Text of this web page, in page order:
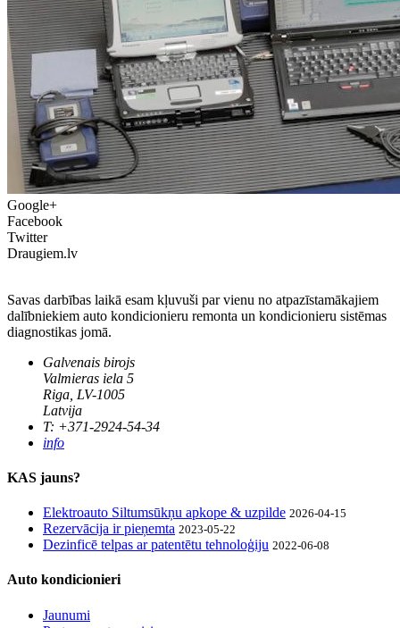
Google+
Facebook
Twitter
Draugiem.lv
Savas darbības laikā esam kļuvuši par vienu no atpazīstamākajiem
dalībniekiem auto kondicionieru remonta un kondicionieru sistēmas
diagnostikas jomā.
Galvenais birojs
Valmieras iela 5
Riga, LV-1005
Latvija
T: +371-2924-54-34
info
KAS jauns?
Elektroauto Siltumsūkņu apkope & uzpilde 2026-04-15
Rezervācija ir pieņemta 2023-05-22
Dezinficē telpas ar patentētu tehnoloģiju 2022-06-08
Auto kondicionieri
Jaunumi